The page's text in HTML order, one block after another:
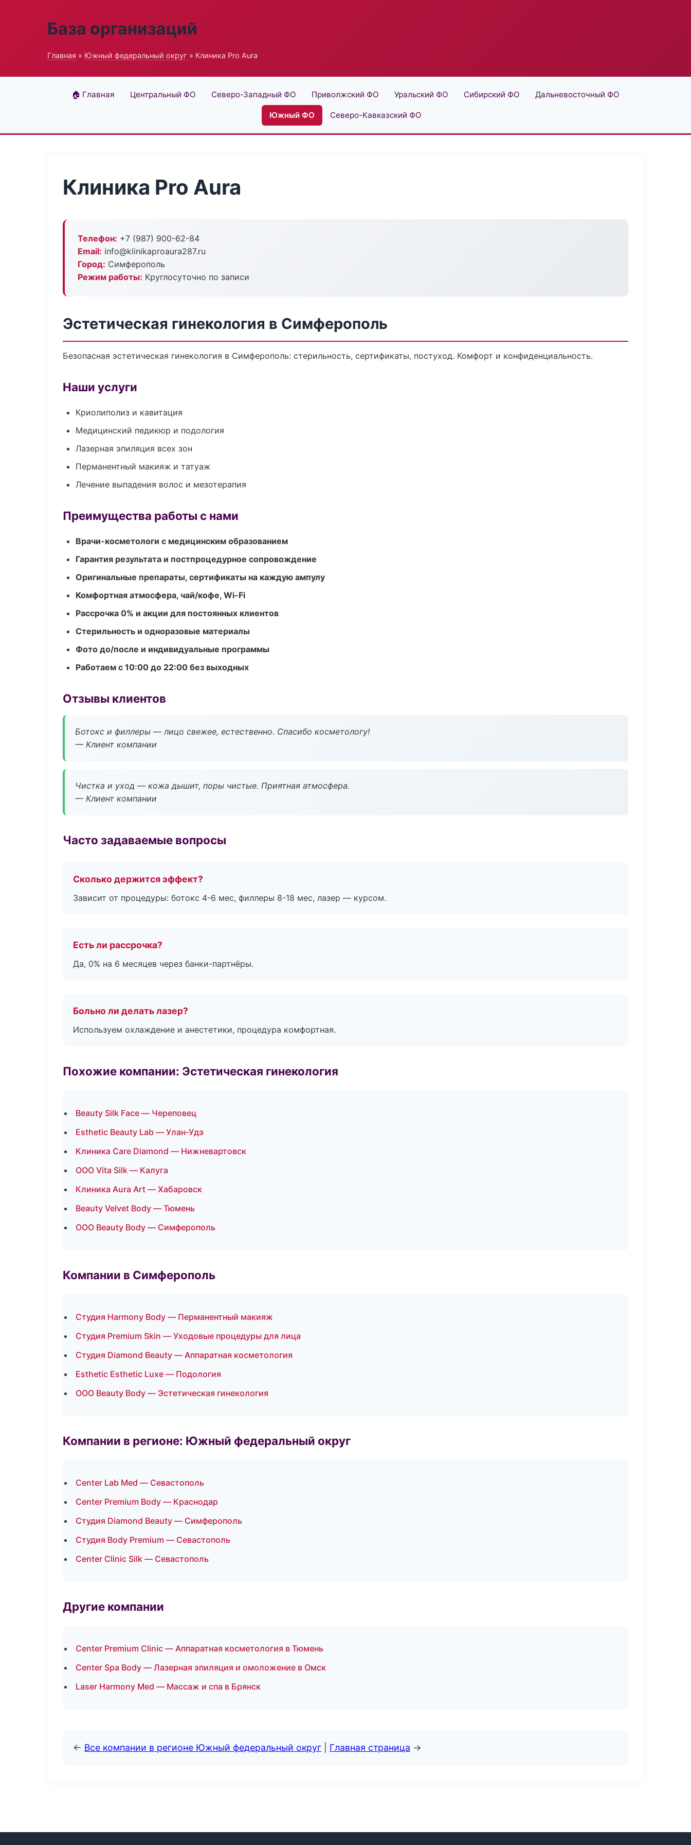
База организаций
Главная » Южный федеральный округ » Клиника Pro Aura
🏠 Главная Центральный ФО Северо-Западный ФО Приволжский ФО Уральский ФО Сибирский ФО Дальневосточный ФО
Южный ФО Северо-Кавказский ФО
Клиника Pro Aura
Телефон: +7 (987) 900-62-84
Email: info@klinikaproaura287.ru
Город: Симферополь
Режим работы: Круглосуточно по записи
Эстетическая гинекология в Симферополь
Безопасная эстетическая гинекология в Симферополь: стерильность, сертификаты, постуход. Комфорт и конфиденциальность.
Наши услуги
Криолиполиз и кавитация
Медицинский педикюр и подология
Лазерная эпиляция всех зон
Перманентный макияж и татуаж
Лечение выпадения волос и мезотерапия
Преимущества работы с нами
Врачи-косметологи с медицинским образованием
Гарантия результата и постпроцедурное сопровождение
Оригинальные препараты, сертификаты на каждую ампулу
Комфортная атмосфера, чай/кофе, Wi-Fi
Рассрочка 0% и акции для постоянных клиентов
Стерильность и одноразовые материалы
Фото до/после и индивидуальные программы
Работаем с 10:00 до 22:00 без выходных
Отзывы клиентов
Ботокс и филлеры — лицо свежее, естественно. Спасибо косметологу!
— Клиент компании
Чистка и уход — кожа дышит, поры чистые. Приятная атмосфера.
— Клиент компании
Часто задаваемые вопросы
Сколько держится эффект?
Зависит от процедуры: ботокс 4-6 мес, филлеры 8-18 мес, лазер — курсом.
Есть ли рассрочка?
Да, 0% на 6 месяцев через банки-партнёры.
Больно ли делать лазер?
Используем охлаждение и анестетики, процедура комфортная.
Похожие компании: Эстетическая гинекология
Beauty Silk Face — Череповец
Esthetic Beauty Lab — Улан-Удэ
Клиника Care Diamond — Нижневартовск
ООО Vita Silk — Калуга
Клиника Aura Art — Хабаровск
Beauty Velvet Body — Тюмень
ООО Beauty Body — Симферополь
Компании в Симферополь
Студия Harmony Body — Перманентный макияж
Студия Premium Skin — Уходовые процедуры для лица
Студия Diamond Beauty — Аппаратная косметология
Esthetic Esthetic Luxe — Подология
ООО Beauty Body — Эстетическая гинекология
Компании в регионе: Южный федеральный округ
Center Lab Med — Севастополь
Center Premium Body — Краснодар
Студия Diamond Beauty — Симферополь
Студия Body Premium — Севастополь
Center Clinic Silk — Севастополь
Другие компании
Center Premium Clinic — Аппаратная косметология в Тюмень
Center Spa Body — Лазерная эпиляция и омоложение в Омск
Laser Harmony Med — Массаж и спа в Брянск
← Все компании в регионе Южный федеральный округ Главная страница →